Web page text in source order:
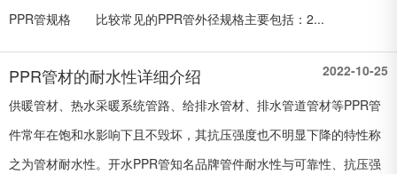
PPR管规格 比较常见的PPR管外径规格主要包括：2...
PPR管材的耐水性详细介绍
2022-10-25
供暖管材、热水采暖系统管路、给排水管材、排水管道管材等PPR管
件常年在饱和水影响下且不毁坏，其抗压强度也不明显下降的特性称
之为管材耐水性。开水PPR管知名品牌管件耐水性与可靠性、抗压强